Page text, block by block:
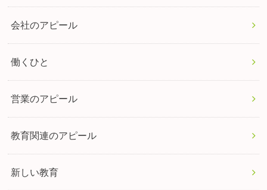
会社のアピール
働くひと
営業のアピール
教育関連のアピール
新しい教育